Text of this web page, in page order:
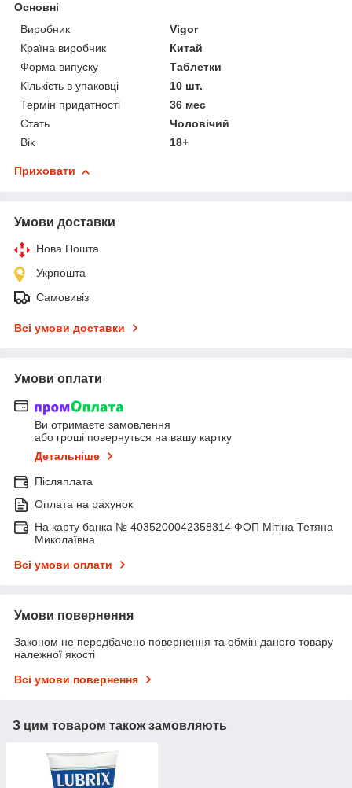
Основні
Виробник
Vigor
Країна виробник
Китай
Форма випуску
Таблетки
Кількість в упаковці
10 шт.
Термін придатності
36 мес
Стать
Чоловічий
Вік
18+
Приховати
Умови доставки
Нова Пошта
Укрпошта
Самовивіз
Всі умови доставки
Умови оплати
Ви отримаєте замовлення
або гроші повернуться на вашу картку
Детальніше
Післяплата
Оплата на рахунок
На карту банка № 4035200042358314 ФОП Мітіна Тетяна
Миколаївна
Всі умови оплати
Умови повернення
Законом не передбачено повернення та обмін даного товару
належної якості
Всі умови повернення
З цим товаром також замовляють